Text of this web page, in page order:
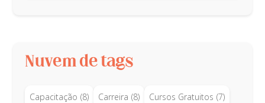
Nuvem de tags
Capacitação (8) Carreira (8) Cursos Gratuitos (7)